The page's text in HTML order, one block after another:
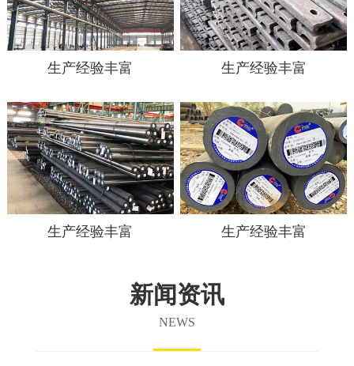
生产经验丰富 生产经验丰富
生产经验丰富 生产经验丰富
新闻资讯
NEWS